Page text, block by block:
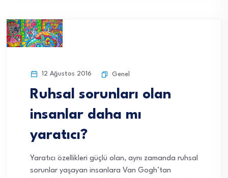
12 Ağustos 2016 Genel
Ruhsal sorunları olan
insanlar daha mı
yaratıcı?
Yaratıcı özellikleri güçlü olan, aynı zamanda ruhsal
sorunlar yaşayan insanlara Van Gogh’tan